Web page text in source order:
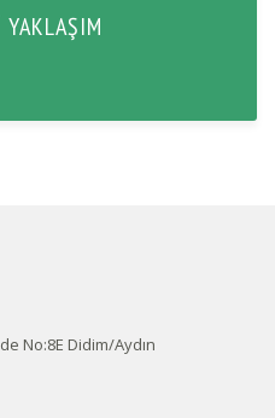
No:8E Didim/Aydın